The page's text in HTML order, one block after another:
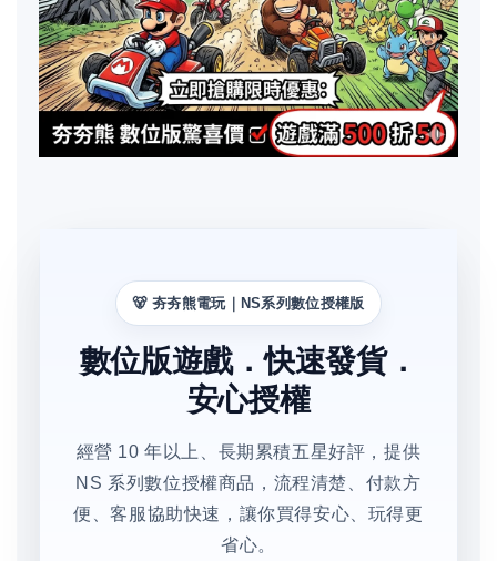
🐻 夯夯熊電玩｜NS系列數位授權版
數位版遊戲．快速發貨．
安心授權
經營 10 年以上、長期累積五星好評，提供
NS 系列數位授權商品，流程清楚、付款方
便、客服協助快速，讓你買得安心、玩得更
省心。